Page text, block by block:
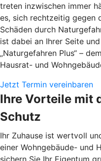
treten inzwischen immer
es, sich rechtzeitig gegen
Schäden durch
ist dabei an Ihrer Seite
„Naturgefahren Plus“ –
Hausrat- und
Jetzt Termin vereinbaren
Ihre Vorteile mit
Schutz
Ihr Zuhause ist wertvoll
einer Wohngebäude- und
sichern Sie Ihr Eigentum